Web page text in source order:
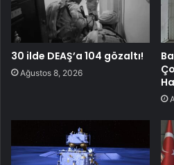
30 ilde DEAŞ’a 104 gözaltı!
Ağustos 8, 2026